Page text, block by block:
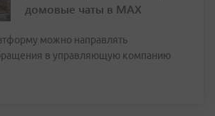
домовые чаты в МАХ
можно направлять
в управляющую компанию